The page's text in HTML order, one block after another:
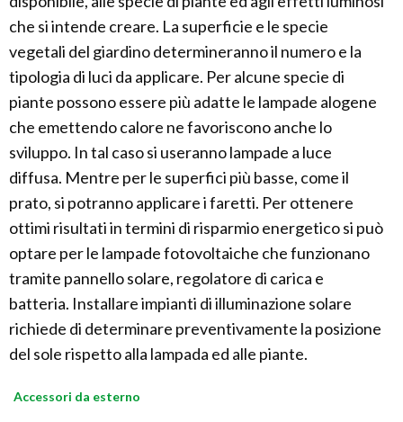
che si intende creare. La superficie e le specie
vegetali del giardino determineranno il numero e la
tipologia di luci da applicare. Per alcune specie di
piante possono essere più adatte le lampade alogene
che emettendo calore ne favoriscono anche lo
sviluppo. In tal caso si useranno lampade a luce
diffusa. Mentre per le superfici più basse, come il
prato, si potranno applicare i faretti. Per ottenere
ottimi risultati in termini di risparmio energetico si può
optare per le lampade fotovoltaiche che funzionano
tramite pannello solare, regolatore di carica e
batteria. Installare impianti di illuminazione solare
richiede di determinare preventivamente la posizione
del sole rispetto alla lampada ed alle piante.
Accessori da esterno